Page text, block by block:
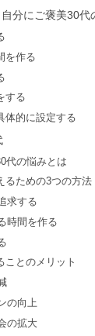
分にご褒美30代
を作る
する
体的に設定する
代の悩みとは
るための3つの方法
求する
時間を作る
ことのメリット
の向上
の拡大